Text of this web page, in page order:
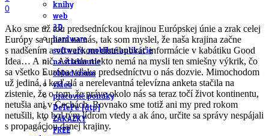
knihy
web
3D
hardware
software, mobilné aplikácie
na stiahnutie
obludárium
video
pracovné ponuky
DeTePe [dtp]
ZÁKAZKY
FREE
0
Ako sme už tou predsedníckou krajinou Európskej únie a zrak celej
Európy sa upiera na nás, tak som myslel, že naša krajina začne
s nadšením a vo veľkom distribuovať informácie v kabátiku Good
Idea… A nič. Až teda niekto nemá na mysli ten smiešny výkrik, čo
sa všetko Európa vďaka predsedníctvu o nás dozvie. Mimochodom
už jediná, i keď zlá a nerelevantná televízna anketa stačila na
zistenie, že o tom, že práve okolo nás sa teraz točí život kontinentu,
netušia ani v Čechách. Rovnako sme totiž ani my pred rokom
netušili, kto bol tým lídrom vtedy a ak áno, určite sa správy nespájali
s propagáciou danej krajiny.